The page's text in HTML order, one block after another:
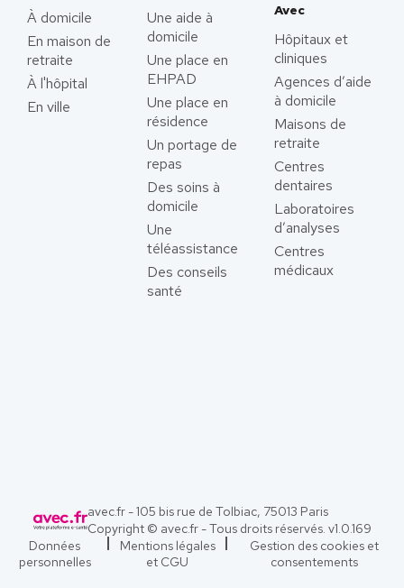
À domicile
En maison de
retraite
À l'hôpital
En ville
Une aide à
domicile
Une place en
EHPAD
Une place en
résidence
Un portage de
repas
Des soins à
domicile
Une
téléassistance
Des conseils
santé
Avec
Hôpitaux et
cliniques
Agences d’aide
à domicile
Maisons de
retraite
Centres
dentaires
Laboratoires
d’analyses
Centres
médicaux
avec.fr - 105 bis rue de Tolbiac, 75013 Paris
Copyright © avec.fr - Tous droits réservés. v1.0.169
Données
personnelles
Mentions légales
et CGU
Gestion des cookies et
consentements